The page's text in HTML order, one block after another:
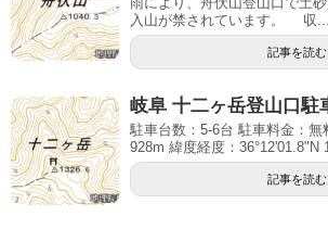
入山が禁されています。 収...
記事を読む
岐阜 十二ヶ岳登山口駐
駐車台数：5-6台 駐車料金：無
928m 緯度経度：36°12'01.8"N
記事を読む